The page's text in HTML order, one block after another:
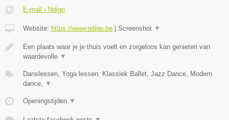
E-mail › Ndigo
Website: https://www.ndigo.be Screenshot ▼
Een plaats waar je je thuis voelt en zorgeloos kan genieten van
waardevolle ▼
Danslessen, Yoga lessen, Klassiek Ballet, Jazz Dance, Modern
dance,
▼
Openingstijden ▼